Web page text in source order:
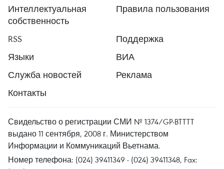
Интеллектуальная
собственность
Правила пользования
RSS
Поддержка
Языки
ВИА
Служба новостей
Реклама
Контакты
Свидельство о регистрации СМИ № 1374/GP-BTTTT
выдано 11 сентября, 2008 г. Министерством
Информации и Коммуникаций Вьетнама.
Номер телефона: (024) 39411349 - (024) 39411348, Fax: